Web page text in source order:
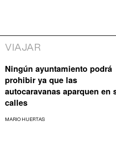
VIAJAR
Ningún ayuntamiento podrá
prohibir ya que las
autocaravanas aparquen en
calles
MARIO HUERTAS